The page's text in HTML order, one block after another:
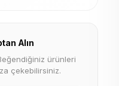
Alın
ürünleri
çekebilirsiniz.